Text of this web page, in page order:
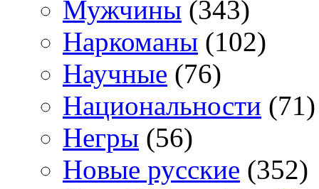
Мужчины (343)
Наркоманы (102)
Научные (76)
Национальности (71)
Негры (56)
Новые русские (352)